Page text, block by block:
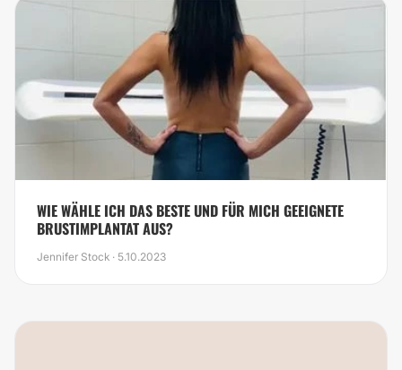
WIE WÄHLE ICH DAS BESTE UND FÜR MICH GEEIGNETE
BRUSTIMPLANTAT AUS?
Jennifer Stock · 5.10.2023